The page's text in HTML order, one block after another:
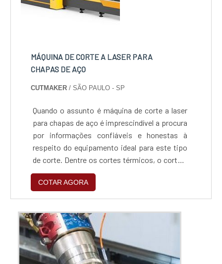
MÁQUINA DE CORTE A LASER PARA
CHAPAS DE AÇO
CUTMAKER/ SÃO PAULO - SP
Quando o assunto é máquina de corte a laser
para chapas de aço é imprescindível a procura
por informações confiáveis e honestas à
respeito do equipamento ideal para este tipo
de corte. Dentre os cortes térmicos, o corte a
laser se destaca por sua versatilidade, por
isto, têm se tornado cada vez mais presente
nas fábricas e indústrias do Brasil.O laser de
fibra, tipo de laser mais indicado para a
gravação e corte de metais, possui uma al...
COTAR AGORA